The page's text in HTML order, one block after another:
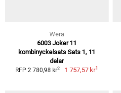
Wera
6003 Joker 11
kombinyckelsats Sats 1, 11
delar
RFP 2 780,98 kr2 1 757,57 kr1